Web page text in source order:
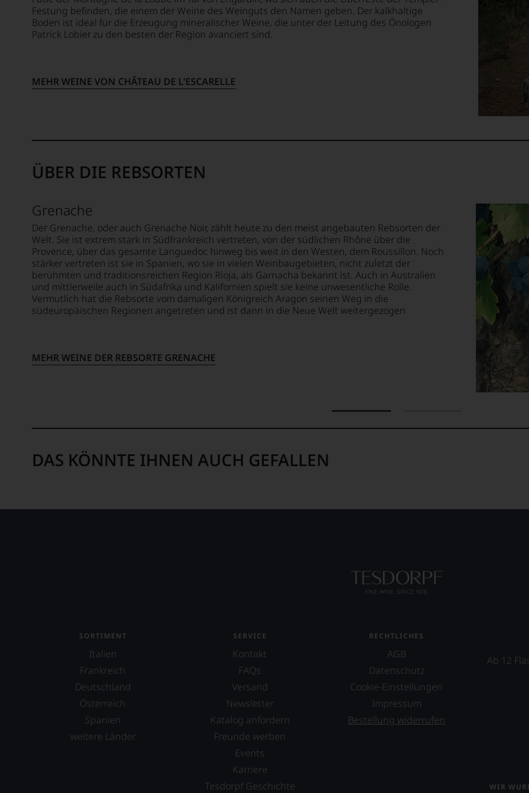
in
unserem
Webshop,
unterstreichen,
auf
sich
uns
nicht
mehr.
Wir
haben
festgestellt,
dass
manch
Grund
Experten-
Verkostungsteam
des
Hauses
Tesdorpf,
diskutieren
leidenschaftlich,
aber
konstruktiv
jeden
Wein
im
Festung befinden, die einem der Weine des Weinguts den Namen geben. Der kalkhaltige
Boden ist ideal für die Erzeugung mineralischer Weine, die unter der Leitung des Önologen
Patrick Lobier zu den besten der Region avanciert sind.
MEHR WEINE VON CHÂTEAU DE L'ESCARELLE
ÜBER DIE REBSORTEN
Grenache
Der Grenache, oder auch Grenache Noir, zählt heute zu den meist angebauten Rebsorten der
Welt. Sie ist extrem stark in Südfrankreich vertreten, von der südlichen Rhône über die
Provence, über das gesamte Languedoc hinweg bis weit in den Westen, dem Roussillon. Noch
stärker vertreten ist sie in Spanien, wo sie in vielen Weinbaugebieten, nicht zuletzt der
berühmten und traditionsreichen Region Rioja, als Garnacha bekannt ist. Auch in Australien
und mittlerweile auch in Südafrika und Kalifornien spielt sie keine unwesentliche Rolle.
Vermutlich hat die Rebsorte vom damaligen Königreich Aragon seinen Weg in die
südeuropäischen Regionen angetreten und ist dann in die Neue Welt weitergezogen
MEHR WEINE DER REBSORTE GRENACHE
DAS KÖNNTE IHNEN AUCH GEFALLEN
SORTIMENT
Italien
Frankreich
Deutschland
Österreich
Spanien
weitere Länder
SERVICE
Kontakt
FAQs
Versand
Newsletter
Katalog anfordern
Freunde werben
Events
Karriere
Tesdorpf Geschichte
RECHTLICHES
AGB
Datenschutz
Cookie-Einstellungen
Impressum
Bestellung widerrufen
Ab 12
WIR